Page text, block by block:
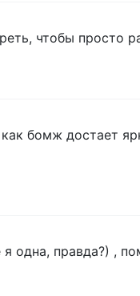
чтобы просто
бомж достает
одна, правда?) ,